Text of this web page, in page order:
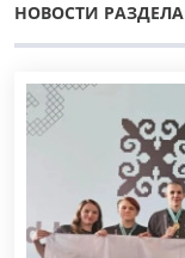
НОВОСТИ РАЗДЕЛА